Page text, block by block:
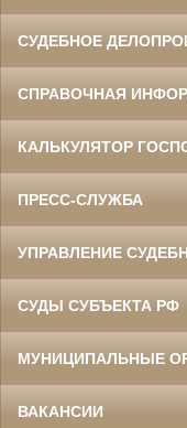
СУДЕБНОЕ
СПРАВОЧНАЯ
КАЛЬКУЛЯТОР
ПРЕСС-СЛУЖБА
УПРАВЛЕНИЕ
СУДЫ СУБЪЕКТА РФ
МУНИЦИПАЛЬНЫЕ
ВАКАНСИИ